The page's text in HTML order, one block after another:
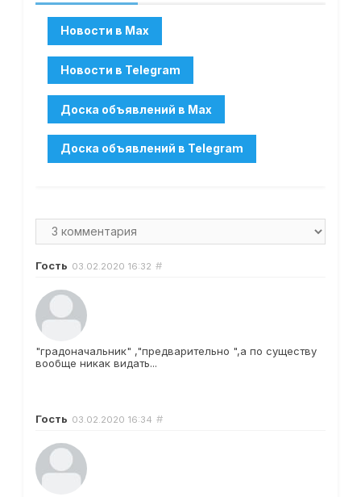
Гость 03.02.2020 16:32 #
"градоначальник" ,"предварительно ",а по существу
вообще никак видать...
Гость 03.02.2020 16:34 #